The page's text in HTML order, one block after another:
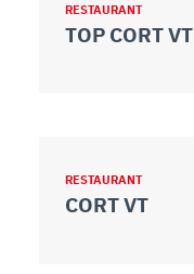
RESTAURANT
TOP CORT VT
RESTAURANT
CORT VT